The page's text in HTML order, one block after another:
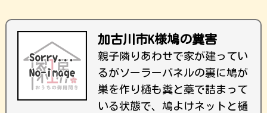
加古川市K様鳩の糞害
親子隣りあわせで家が建ってい
るがソーラーパネルの裏に鳩が
巣を作り樋も糞と藁で詰まって
いる状態で、鳩よけネットと樋